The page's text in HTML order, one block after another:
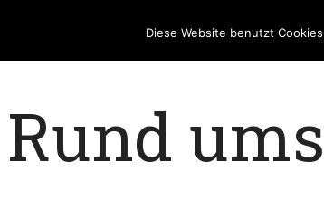
Rund
Diese Website benutzt